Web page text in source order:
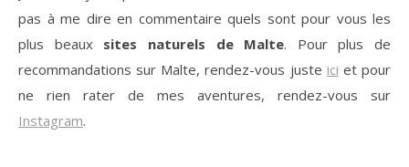
pas à me dire en commentaire quels sont pour vous les
plus beaux sites naturels deMalte. Pour plus de
recommandations sur Malte, rendez-vous juste ici et pour
ne rien rater de mes aventures, rendez-vous sur
Instagram.